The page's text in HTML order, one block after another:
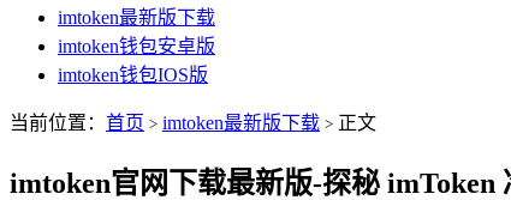
imtoken最新版下载
imtoken钱包安卓版
imtoken钱包IOS版
当前位置： 首页 > imtoken最新版下载 > 正文
imtoken官网下载最新版-探秘